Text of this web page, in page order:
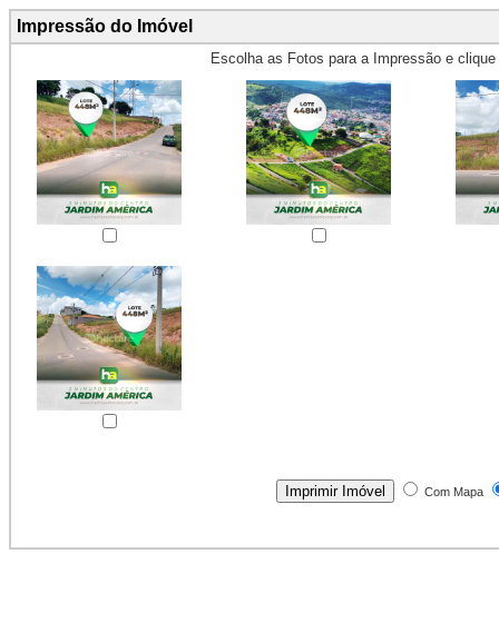
Impressão do Imóvel
Escolha as Fotos para a Impressão e clique
Com Mapa